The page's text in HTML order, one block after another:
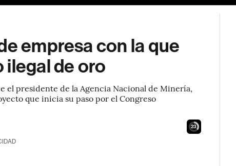
empresa con la que
ilegal de oro
el presidente de la Agencia Nacional de Minería,
que inicia su paso por el Congreso
22